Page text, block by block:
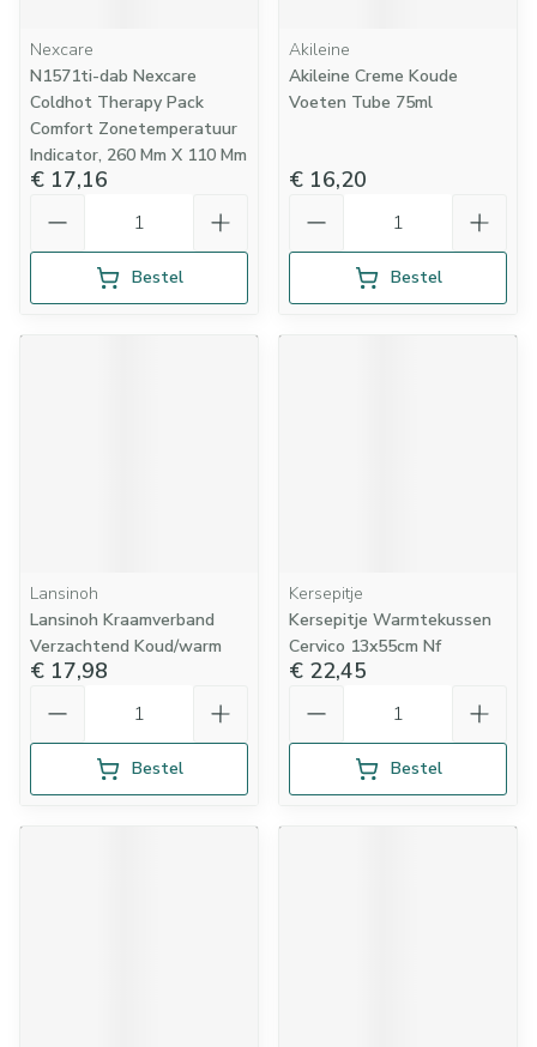
Nexcare
N1571ti-dab Nexcare
Coldhot Therapy Pack
Comfort Zonetemperatuur
Indicator, 260 Mm X 110 Mm
€ 17,16
Bestel
Akileine
Akileine Creme Koude
Voeten Tube 75ml
€ 16,20
Bestel
Lansinoh
Lansinoh Kraamverband
Verzachtend Koud/warm
€ 17,98
Bestel
Kersepitje
Kersepitje Warmtekussen
Cervico 13x55cm Nf
€ 22,45
Bestel